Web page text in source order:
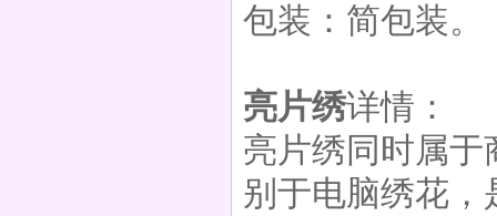
包装：简包装。
亮片绣详情：
亮片绣同时属
别于电脑绣花